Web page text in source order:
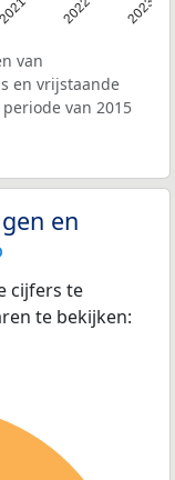
2021 2022 2023
van
en vrijstaande
van 2015
en
cijfers te
te bekijken: